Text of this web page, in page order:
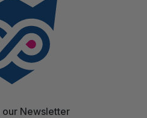
our Newsletter